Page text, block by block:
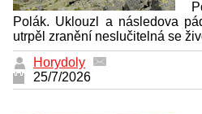
Polák. Uklouzl a následova
utrpěl zranění neslučitelná se
Horydoly
25/7/2026